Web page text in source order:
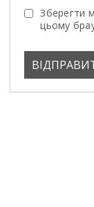
Зберегти
цьому